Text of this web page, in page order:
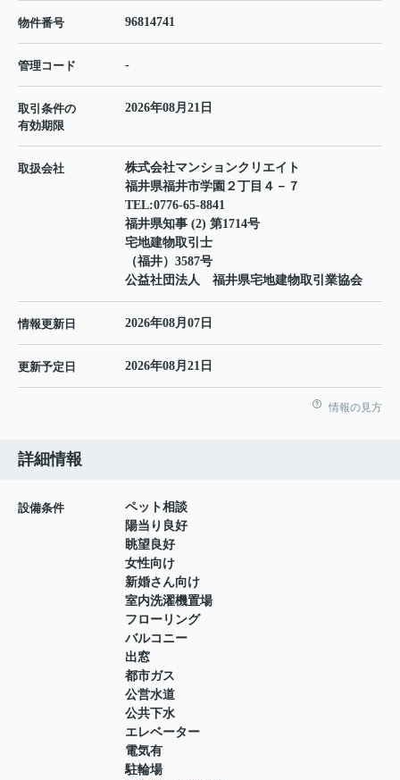
物件番号 96814741
管理コード -
取引条件の
有効期限
2026年08月21日
取扱会社
株式会社マンションクリエイト
福井県福井市学園２丁目４－７
TEL:0776-65-8841
福井県知事 (2) 第1714号
宅地建物取引士
（福井）3587号
公益社団法人 福井県宅地建物取引業協会
情報更新日 2026年08月07日
更新予定日 2026年08月21日
情報の見方
詳細情報
設備条件
ペット相談
陽当り良好
眺望良好
女性向け
新婚さん向け
室内洗濯機置場
フローリング
バルコニー
出窓
都市ガス
公営水道
公共下水
エレベーター
電気有
駐輪場